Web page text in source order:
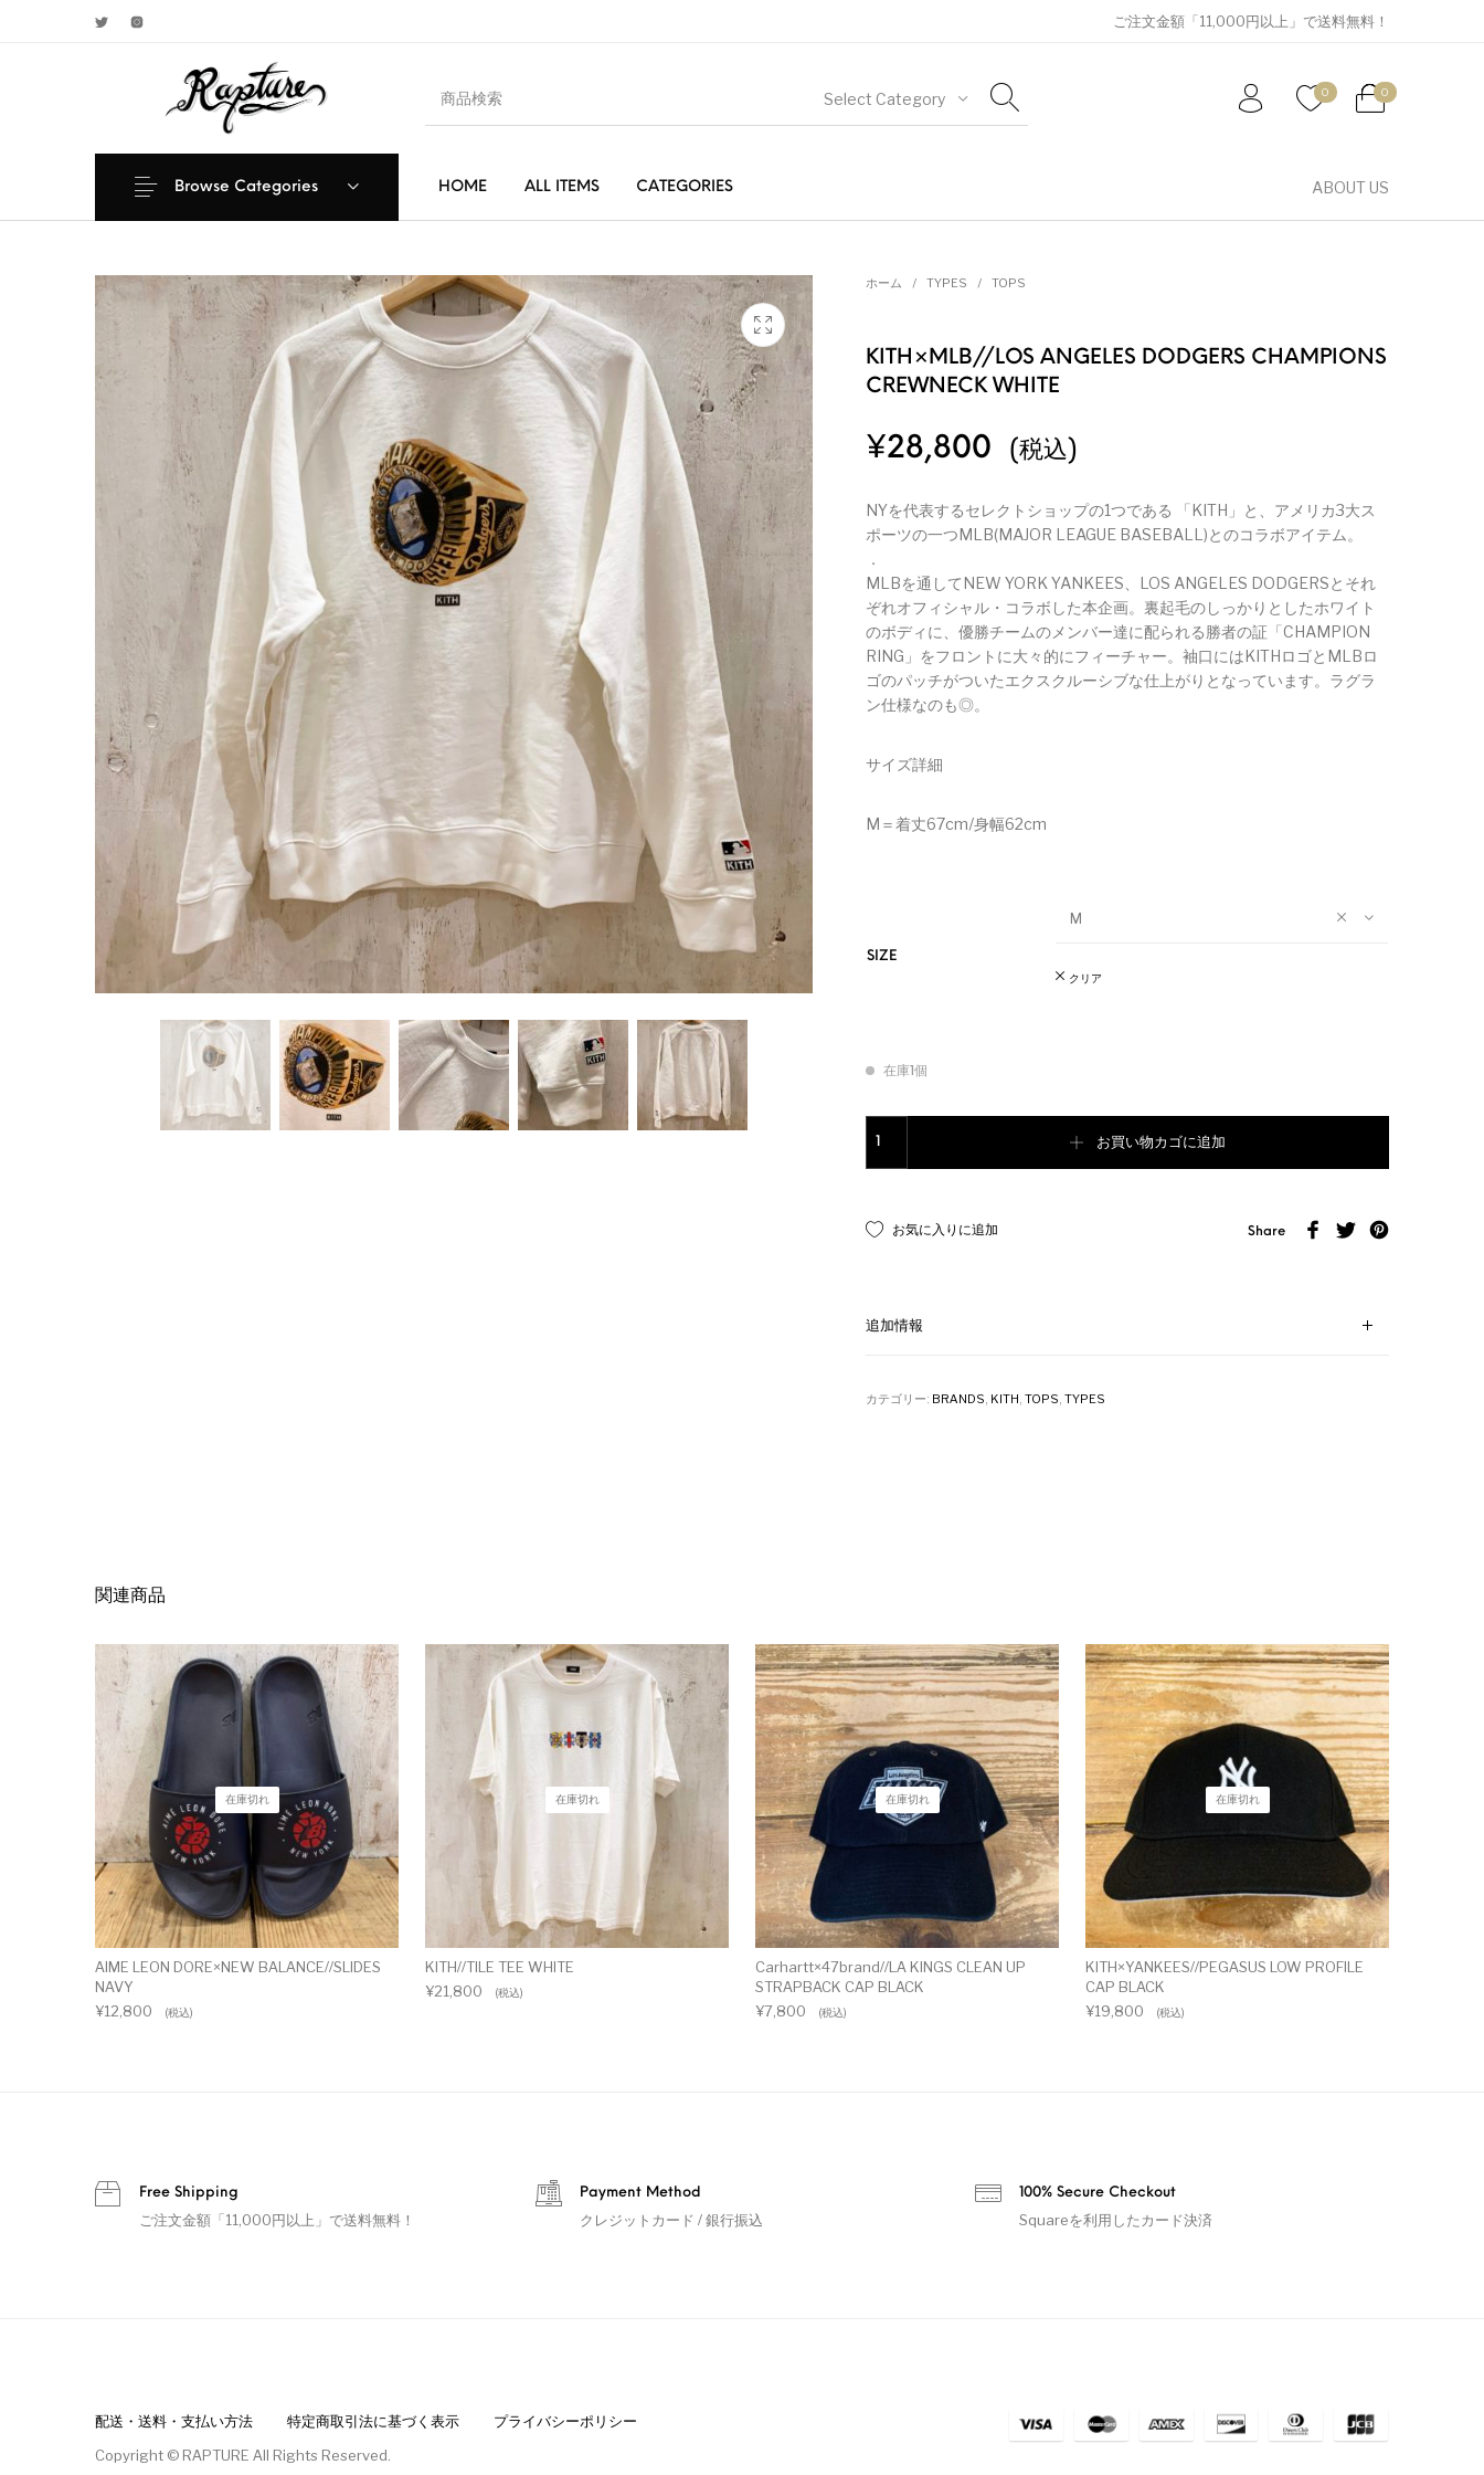
ご注文金額「11,000円以上」で送料無料！
Select Category 0 0
HOME ALL ITEMS CATEGORIES ABOUT US
Browse Categories
ホーム / TYPES / TOPS
KITH×MLB//LOS ANGELES DODGERS CHAMPIONS
CREWNECK WHITE
¥28,800 (税込)
NYを代表するセレクトショップの1つである 「KITH」と、アメリカ3大ス
ポーツの一つMLB(MAJOR LEAGUE BASEBALL)とのコラボアイテム。
．
MLBを通してNEW YORK YANKEES、LOS ANGELES DODGERSとそれ
ぞれオフィシャル・コラボした本企画。裏起毛のしっかりとしたホワイト
のボディに、優勝チームのメンバー達に配られる勝者の証「CHAMPION
RING」をフロントに大々的にフィーチャー。袖口にはKITHロゴとMLBロ
ゴのパッチがついたエクスクルーシブな仕上がりとなっています。ラグラ
ン仕様なのも◎。
サイズ詳細
M＝着丈67cm/身幅62cm
SIZE
M
クリア
在庫1個
お買い物カゴに追加
Share
お気に入りに追加
追加情報
カテゴリー: BRANDS, KITH, TOPS, TYPES
関連商品
在庫切れ
AIME LEON DORE×NEW BALANCE//SLIDES
NAVY
¥12,800 (税込)
在庫切れ
KITH//TILE TEE WHITE
¥21,800 (税込)
在庫切れ
Carhartt×47brand//LA KINGS CLEAN UP
STRAPBACK CAP BLACK
¥7,800 (税込)
在庫切れ
KITH×YANKEES//PEGASUS LOW PROFILE
CAP BLACK
¥19,800 (税込)
Free Shipping
ご注文金額「11,000円以上」で送料無料！
Payment Method
クレジットカード / 銀行振込
100% Secure Checkout
Squareを利用したカード決済
配送・送料・支払い方法 特定商取引法に基づく表示
プライバシーポリシー
Copyright © RAPTURE All Rights Reserved.